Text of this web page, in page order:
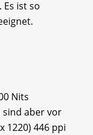
ist so
Nits
sind aber vor
1220) 446 ppi